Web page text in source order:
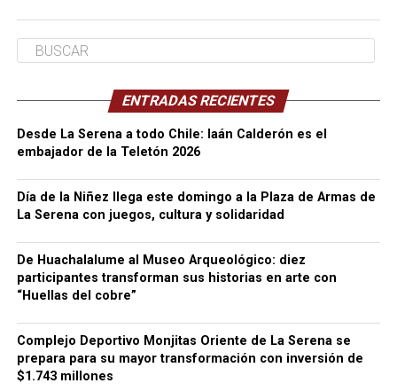
ENTRADAS RECIENTES
Desde La Serena a todo Chile: Iaán Calderón es el
embajador de la Teletón 2026
Día de la Niñez llega este domingo a la Plaza de Armas de
La Serena con juegos, cultura y solidaridad
De Huachalalume al Museo Arqueológico: diez
participantes transforman sus historias en arte con
“Huellas del cobre”
Complejo Deportivo Monjitas Oriente de La Serena se
prepara para su mayor transformación con inversión de
$1.743 millones